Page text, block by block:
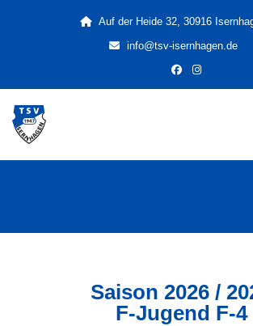
Auf der Heide 32, 30916
info@tsv-isernhagen.de
Saison 2026 /
F-Jugend F-4